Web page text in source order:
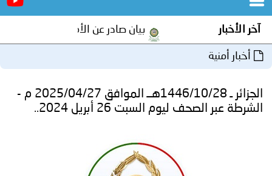
المكاتب
المجلس
مؤتمرات
آخر الأخبار بيان صادر عن الأمانة العامة لمجلس
أخبار أمنية
الجزائر ـ 1446/10/28هــ الموافق 2025/04/27 م -
الشرطة عبر الصحف ليوم السبت 26 أبريل 2024..